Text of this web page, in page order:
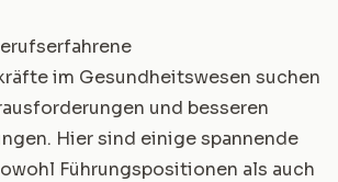
im Gesundheitswesen suchen
und besseren
Hier sind einige spannende
Führungspositionen als auch